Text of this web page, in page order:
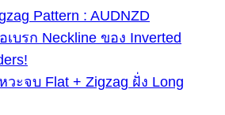
Pattern : AUDNZD
เบรก Neckline ของ Inverted
วะจบ Flat + Zigzag ฝั่ง Long